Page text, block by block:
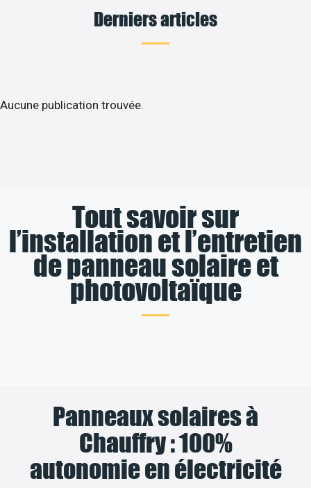
Derniers articles
Aucune publication trouvée.
Tout savoir sur
l’installation et l’entretien
de panneau solaire et
photovoltaïque
Panneaux solaires à
Chauffry : 100%
autonomie en électricité